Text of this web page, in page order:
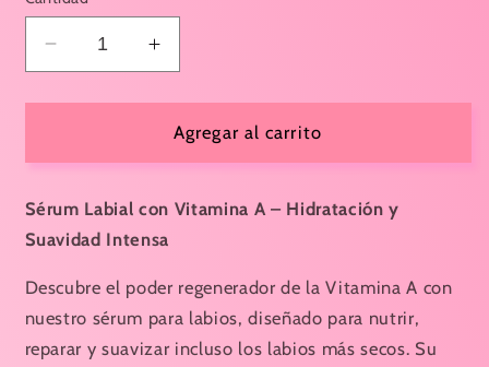
Reducir
cantidad
para
VITAMINA
A
Aumentar
cantidad
para
SERUM
VITAMINA
A
Agregar al carrito
Sérum Labial con Vitamina A – Hidratación y
Suavidad Intensa
Descubre el poder regenerador de la Vitamina A con
nuestro sérum para labios, diseñado para nutrir,
reparar y suavizar incluso los labios más secos. Su